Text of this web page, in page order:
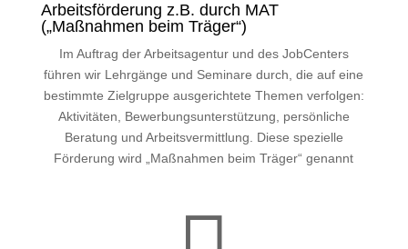
Arbeitsförderung z.B. durch MAT
(„Maßnahmen beim Träger“)
Im Auftrag der Arbeitsagentur und des JobCenters
führen wir Lehrgänge und Seminare durch, die auf eine
bestimmte Zielgruppe ausgerichtete Themen verfolgen:
Aktivitäten, Bewerbungsunterstützung, persönliche
Beratung und Arbeitsvermittlung. Diese spezielle
Förderung wird „Maßnahmen beim Träger“ genannt